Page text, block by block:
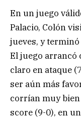
En un juego
Palacio, Colón
jueves, y
El juego arrancó
claro en ataque
ser aún más
corrían muy
score (9-0), en